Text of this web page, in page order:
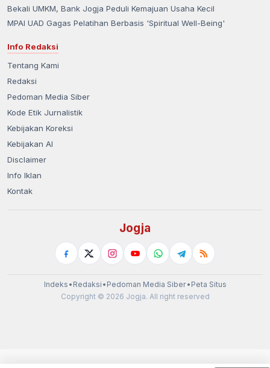
Bekali UMKM, Bank Jogja Peduli Kemajuan Usaha Kecil
MPAI UAD Gagas Pelatihan Berbasis 'Spiritual Well-Being'
Info Redaksi
Tentang Kami
Redaksi
Pedoman Media Siber
Kode Etik Jurnalistik
Kebijakan Koreksi
Kebijakan AI
Disclaimer
Info Iklan
Kontak
Jogja
Indeks • Redaksi • Pedoman Media Siber• Peta Situs
Copyright © 2026 Jogja. All right reserved